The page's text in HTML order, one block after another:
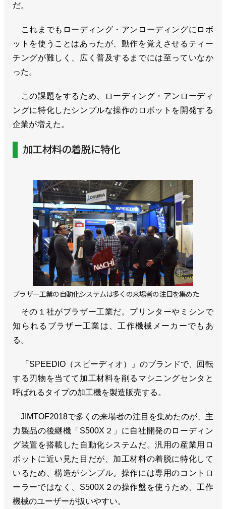
だ。
これまでもローディング・アンローディングにロボ
ットを使うことはあったが、動作を覚えさせるティー
チングが難しく、広く普及するまでには至っていなか
った。
この課題をするため、ローディング・アンローディ
ングに特化したシンプルな操作のロボットを開発する
企業が増えた。
加工材料の着脱に特化
ブラザー工業の自動化システムは多くの来場者の注目を集めた
その１社がブラザー工業だ。プリンターやミシンで
知られるブラザー工業は、工作機械メーカーでもあ
る。
「SPEEDIO（スピーディオ）」のブランドで、回転
する刃物を当てて加工材料を削るマシニングセンタと
呼ばれるタイプの加工機を製造販売する。
JIMTOF2018で多くの来場者の注目を集めたのが、主
力製品の後継機「S500X２」に自社開発のローディン
グ装置を搭載した自動化システムだ。汎用の産業用ロ
ボットに近い見た目だが、加工材料の着脱に特化して
いるため、構造がシンプル。操作には専用のコントロ
ーラーではなく、S500X２の操作盤を使うため、工作
機械のユーザーが扱いやすい。